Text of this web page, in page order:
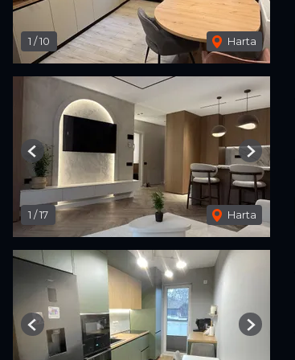
1 /10 Harta
1 /17 Harta
Previous Next
Previous Next